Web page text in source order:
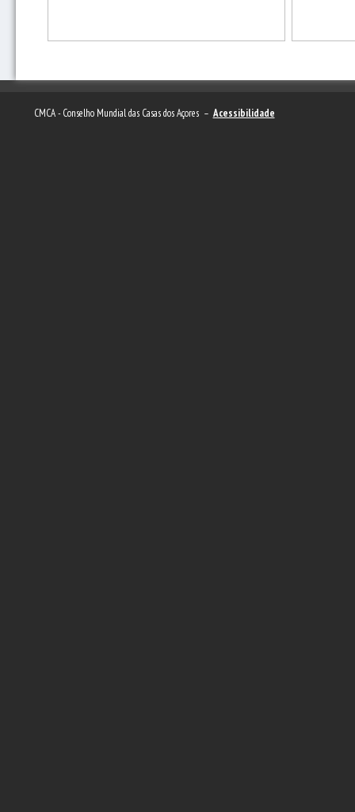
CMCA - Conselho Mundial das Casas dos Açores – Acessibilidade